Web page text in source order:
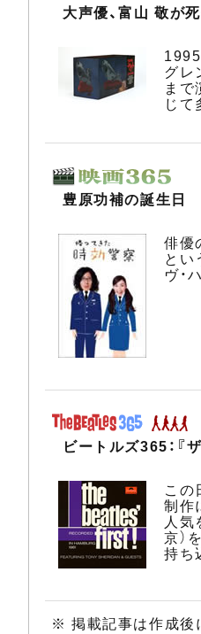
大声優、富山 敬が
グレ
まで
じて
豊原功補の誕生日
俳優
とい
ヴ・
ビートルズ365：『
この
制作
人気
京）
持ち
※ 掲載記事は作成後